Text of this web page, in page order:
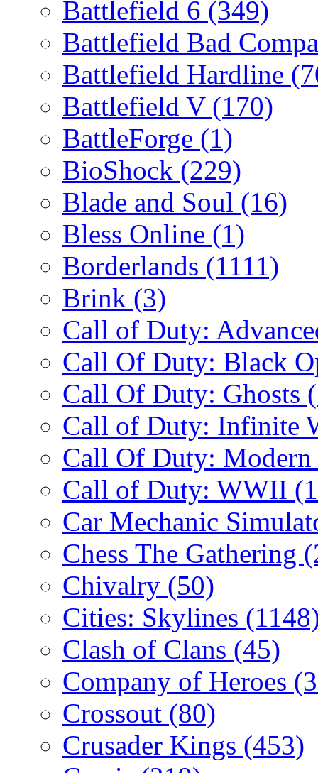
Battlefield 6 (349)
Battlefield Bad
Battlefield Hardline
Battlefield V (170)
BattleForge (1)
BioShock (229)
Blade and Soul (16)
Bless Online (1)
Borderlands (1111)
Brink (3)
Call of Duty:
Call Of Duty: Black
Call Of Duty: Ghosts
Call of Duty: Infinite
Call Of Duty:
Call of Duty: WWII
Car Mechanic
Chess The Gathering
Chivalry (50)
Cities: Skylines
Clash of Clans (45)
Company of Heroes
Crossout (80)
Crusader Kings (453)